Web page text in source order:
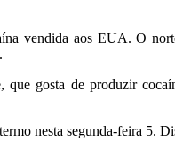
vendida aos EUA. O
gosta de produzir
nesta segunda-feira 5.